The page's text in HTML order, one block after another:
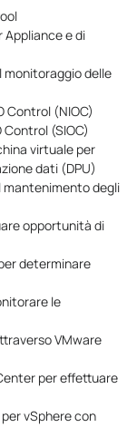
Appliance e di
delle
Control (NIOC)
(SIOC)
virtuale per
dati (DPU)
mantenimento degli
opportunità di
determinare
le
VMware
per effettuare
vSphere con